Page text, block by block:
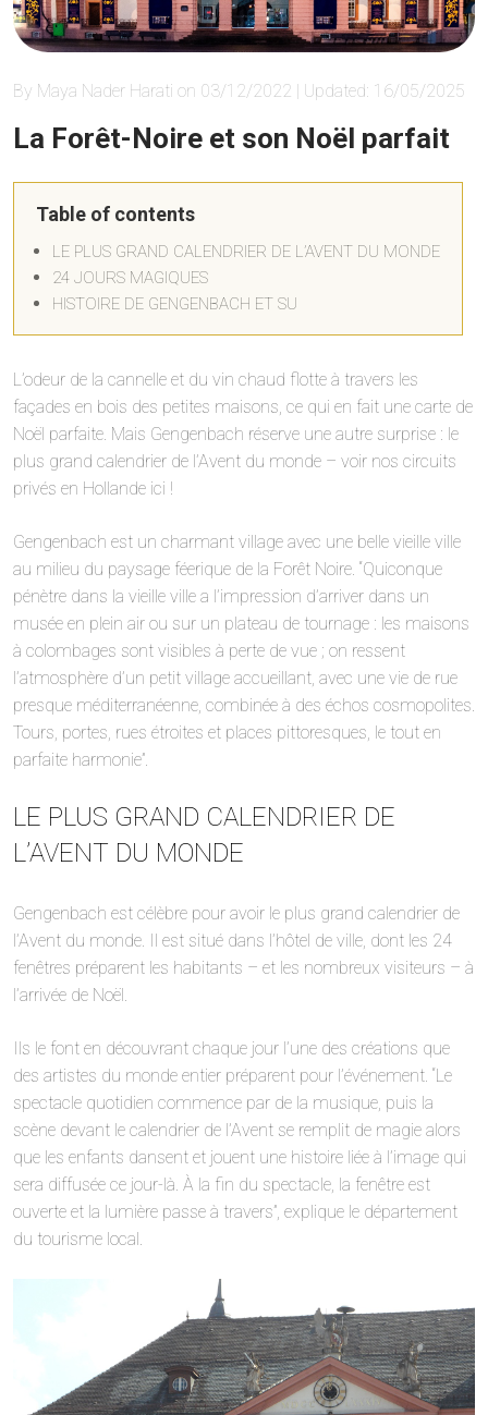
By Maya Nader Harati on 03/12/2022 | Updated: 16/05/2025
La Forêt-Noire et son Noël parfait
Table of contents
LE PLUS GRAND CALENDRIER DE L’AVENT DU MONDE
24 JOURS MAGIQUES
HISTOIRE DE GENGENBACH ET SU
L’odeur de la cannelle et du vin chaud flotte à travers les
façades en bois des petites maisons, ce qui en fait une carte de
Noël parfaite. Mais Gengenbach réserve une autre surprise : le
plus grand calendrier de l’Avent du monde – voir nos circuits
privés en Hollande ici !
Gengenbach est un charmant village avec une belle vieille ville
au milieu du paysage féerique de la Forêt Noire. “Quiconque
pénètre dans la vieille ville a l’impression d’arriver dans un
musée en plein air ou sur un plateau de tournage : les maisons
à colombages sont visibles à perte de vue ; on ressent
l’atmosphère d’un petit village accueillant, avec une vie de rue
presque méditerranéenne, combinée à des échos cosmopolites.
Tours, portes, rues étroites et places pittoresques, le tout en
parfaite harmonie”.
LE PLUS GRAND CALENDRIER DE
L’AVENT DU MONDE
Gengenbach est célèbre pour avoir le plus grand calendrier de
l’Avent du monde. Il est situé dans l’hôtel de ville, dont les 24
fenêtres préparent les habitants – et les nombreux visiteurs – à
l’arrivée de Noël.
Ils le font en découvrant chaque jour l’une des créations que
des artistes du monde entier préparent pour l’événement. “Le
spectacle quotidien commence par de la musique, puis la
scène devant le calendrier de l’Avent se remplit de magie alors
que les enfants dansent et jouent une histoire liée à l’image qui
sera diffusée ce jour-là. À la fin du spectacle, la fenêtre est
ouverte et la lumière passe à travers”, explique le département
du tourisme local.